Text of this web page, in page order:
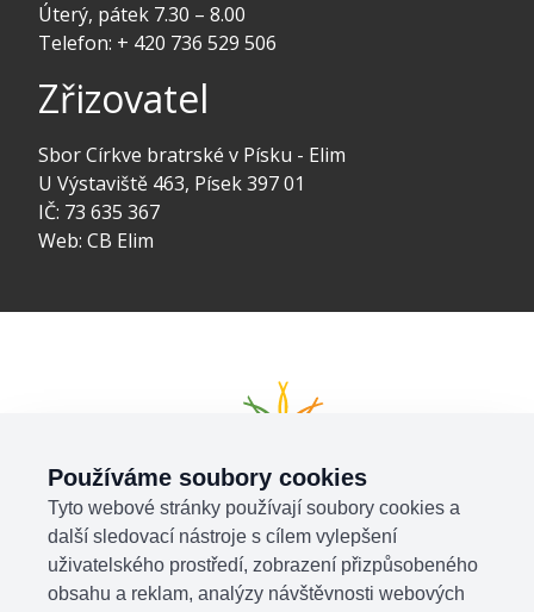
Úterý, pátek 7.30 – 8.00
Telefon: + 420 736 529 506
Zřizovatel
Sbor Církve bratrské v Písku - Elim
U Výstaviště 463, Písek 397 01
IČ: 73 635 367
Web: CB Elim
Používáme soubory cookies
Tyto webové stránky používají soubory cookies a
další sledovací nástroje s cílem vylepšení
uživatelského prostředí, zobrazení přizpůsobeného
obsahu a reklam, analýzy návštěvnosti webových